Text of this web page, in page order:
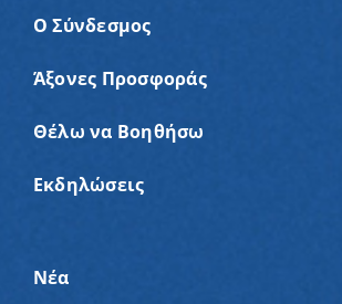
Ο Σύνδεσμος
Άξονες Προσφοράς
Θέλω να Βοηθήσω
Εκδηλώσεις
Νέα